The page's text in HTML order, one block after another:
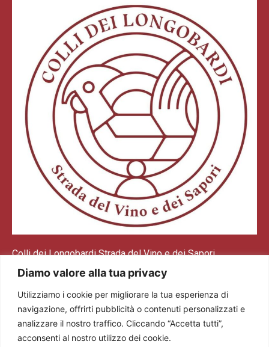
Diamo valore alla tua privacy
Utilizziamo i cookie per migliorare la tua esperienza di
navigazione, offrirti pubblicità o contenuti personalizzati e
analizzare il nostro traffico. Cliccando “Accetta tutti”,
acconsenti al nostro utilizzo dei cookie.
Colli dei Longobardi Strada del Vino e dei Sapori
Via Tommaseo, 2/a 25128 Brescia (BS)
E-mail: info@stradadelvinocollideilongobardi.it
Pec: sdvcollideilongobardi@pec.it
Cod. Fisc. e P. IVA 03602300174
Codice REA: BS521883